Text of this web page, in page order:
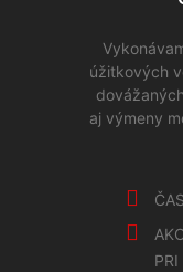
úžitkových
aj výmeny
PRI